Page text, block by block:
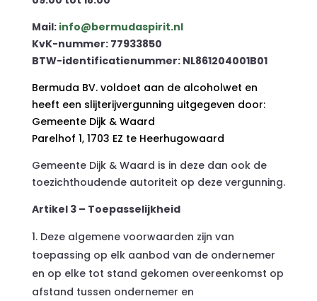
Mail: info@bermudaspirit.nl
KvK-nummer: 77933850
BTW-identificatienummer: NL861204001B01
Bermuda BV. voldoet aan de alcoholwet en
heeft een slijterijvergunning uitgegeven door:
Gemeente Dijk & Waard
Parelhof 1, 1703 EZ te Heerhugowaard
Gemeente Dijk & Waard is in deze dan ook de
toezichthoudende autoriteit op deze vergunning.
Artikel 3 – Toepasselijkheid
Deze algemene voorwaarden zijn van
toepassing op elk aanbod van de ondernemer
en op elke tot stand gekomen overeenkomst op
afstand tussen ondernemer en